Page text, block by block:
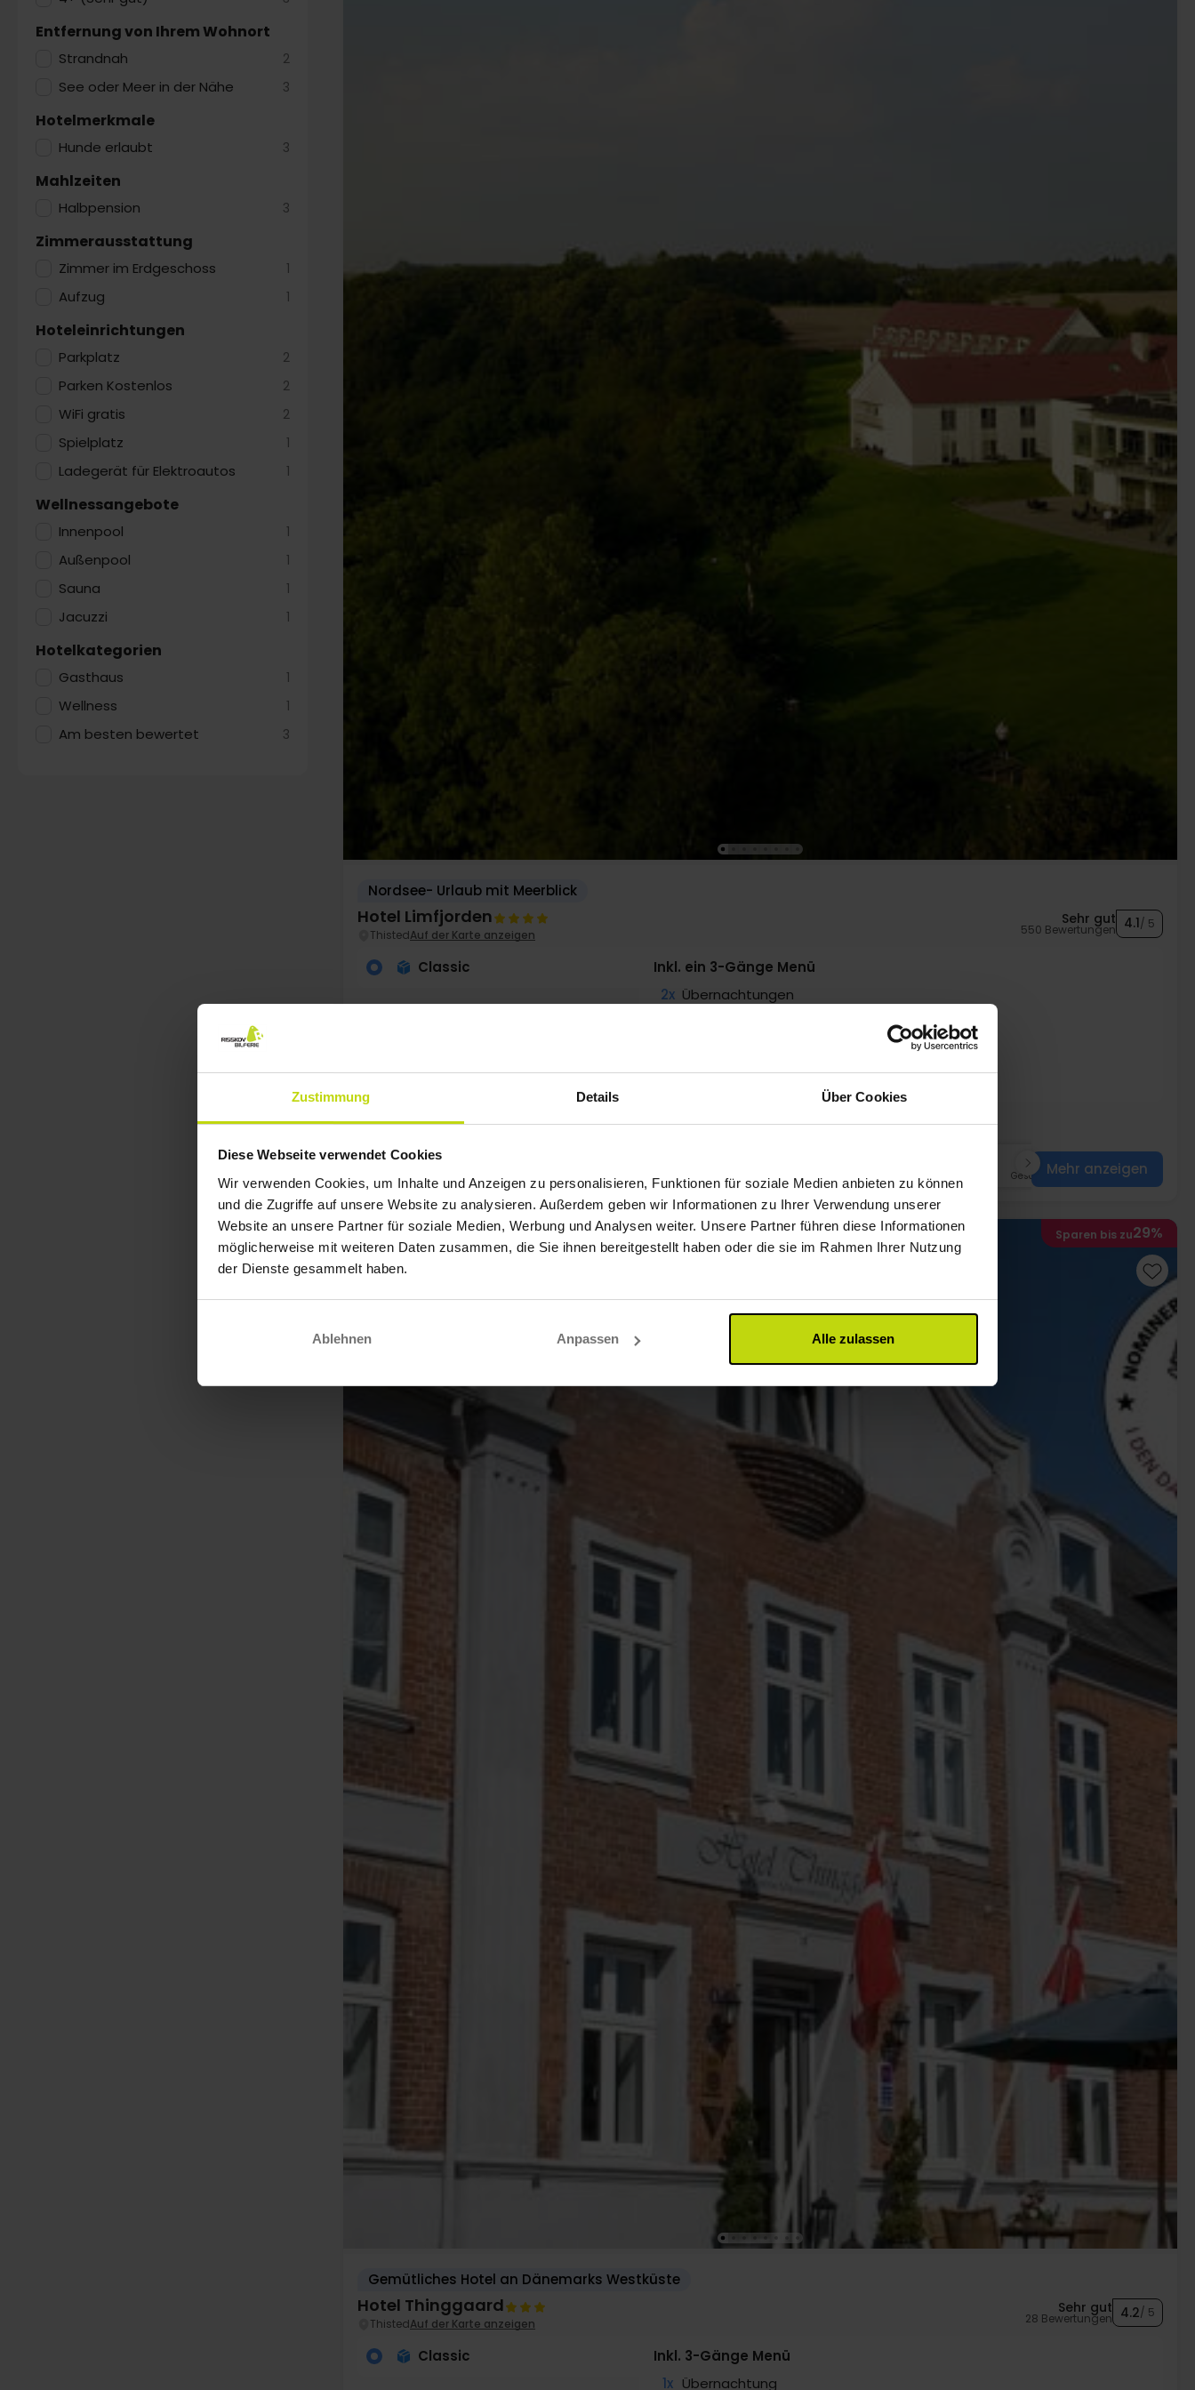
Zustimmung Details Über Cookies
Diese Webseite verwendet Cookies
Wir verwenden Cookies, um Inhalte und Anzeigen zu personalisieren, Funktionen für soziale Medien anbieten zu können
und die Zugriffe auf unsere Website zu analysieren. Außerdem geben wir Informationen zu Ihrer Verwendung unserer
Website an unsere Partner für soziale Medien, Werbung und Analysen weiter. Unsere Partner führen diese Informationen
möglicherweise mit weiteren Daten zusammen, die Sie ihnen bereitgestellt haben oder die sie im Rahmen Ihrer Nutzung
der Dienste gesammelt haben.
Ablehnen Anpassen Alle zulassen
Entfernung von Ihrem Wohnort
Strandnah 2
See oder Meer in der Nähe 3
Hotelmerkmale
Hunde erlaubt 3
Mahlzeiten
Halbpension 3
Zimmerausstattung
Zimmer im Erdgeschoss 1
Aufzug 1
Hoteleinrichtungen
Parkplatz 2
Parken Kostenlos 2
WiFi gratis 2
Spielplatz 1
Ladegerät für Elektroautos 1
Wellnessangebote
Innenpool 1
Außenpool 1
Sauna 1
Jacuzzi 1
Hotelkategorien
Gasthaus 1
Wellness 1
Am besten bewertet 3
Nordsee- Urlaub mit Meerblick
Hotel Limfjorden
ThistedAuf der Karte anzeigen
Sehr gut
550 Bewertungen 4.1/ 5
Classic
Inkl. ein 3-Gänge Menü
2x Übernachtungen
1x 1 Begrüßungsgetränk
Aug p. P.
Gesamt 366,- Gesamt 338,- Gesamt 338,- Gesamt 338,-
p. P. 169,-
Gesamt 338,-Mehr anzeigen
Sparen bis zu29%
Gemütliches Hotel an Dänemarks Westküste
Hotel Thinggaard
ThistedAuf der Karte anzeigen
Sehr gut
28 Bewertungen 4.2/ 5
Classic
Inkl. 3-Gänge Menü
1x Übernachtung